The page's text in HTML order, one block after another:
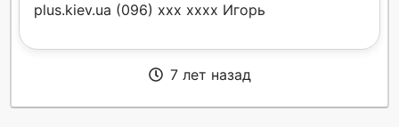
plus.kiev.ua (096) xxx xxxx Игорь
7 лет назад